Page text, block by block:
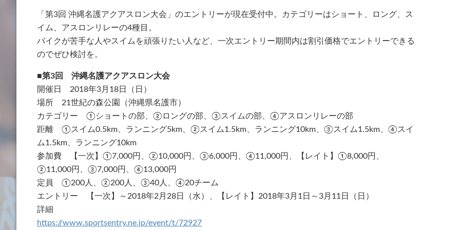
「第3回 沖縄名護アクアスロン大会」のエントリーが現在受付中。カテゴリーはショート、ロング、ス
イム、アスロンリレーの4種目。
バイクが苦手な人やスイムを頑張りたい人など、一次エントリー期間内は割引価格でエントリーできる
のでぜひ検討を。
■第3回 沖縄名護アクアスロン大会
開催日 2018年3月18日（日）
場所 21世紀の森公園（沖縄県名護市）
カテゴリー ①ショートの部、②ロングの部、③スイムの部、④アスロンリレーの部
距離 ①スイム0.5km、ランニング5km、②スイム1.5km、ランニング10km、③スイム1.5km、④スイ
ム1.5km、ランニング10km
参加費 【一次】①7,000円、②10,000円、③6,000円、④11,000円、【レイト】①8,000円、
②11,000円、③7,000円、④13,000円
定員 ①200人、②200人、③40人、④20チーム
エントリー 【一次】～2018年2月28日（水）、【レイト】2018年3月1日～3月11日（日）
詳細
https://www.sportsentry.ne.jp/event/t/72927